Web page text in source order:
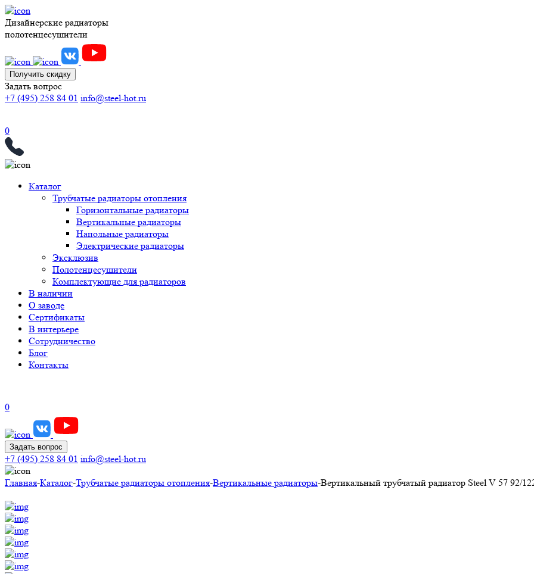
Дизайнерские радиаторы
полотенцесушители
Получить скидку
Задать вопрос
+7 (495) 258 84 01 info@steel-hot.ru
0
Каталог
Трубчатые радиаторы отопления
Горизонтальные радиаторы
Вертикальные радиаторы
Напольные радиаторы
Электрические радиаторы
Эксклюзив
Полотенцесушители
Комплектующие для радиаторов
В наличии
О заводе
Сертификаты
В интерьере
Сотрудничество
Блог
Контакты
0
Задать вопрос
+7 (495) 258 84 01 info@steel-hot.ru
Главная-Каталог-Трубчатые радиаторы отопления-Вертикальные радиаторы-Вертикальный трубчатый радиатор Steel V 57 92/